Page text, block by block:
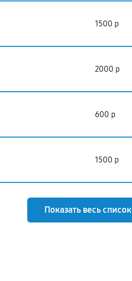
1500 р
2000 р
600 р
1500 р
Показать весь список